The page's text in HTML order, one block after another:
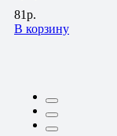
81р.
В корзину